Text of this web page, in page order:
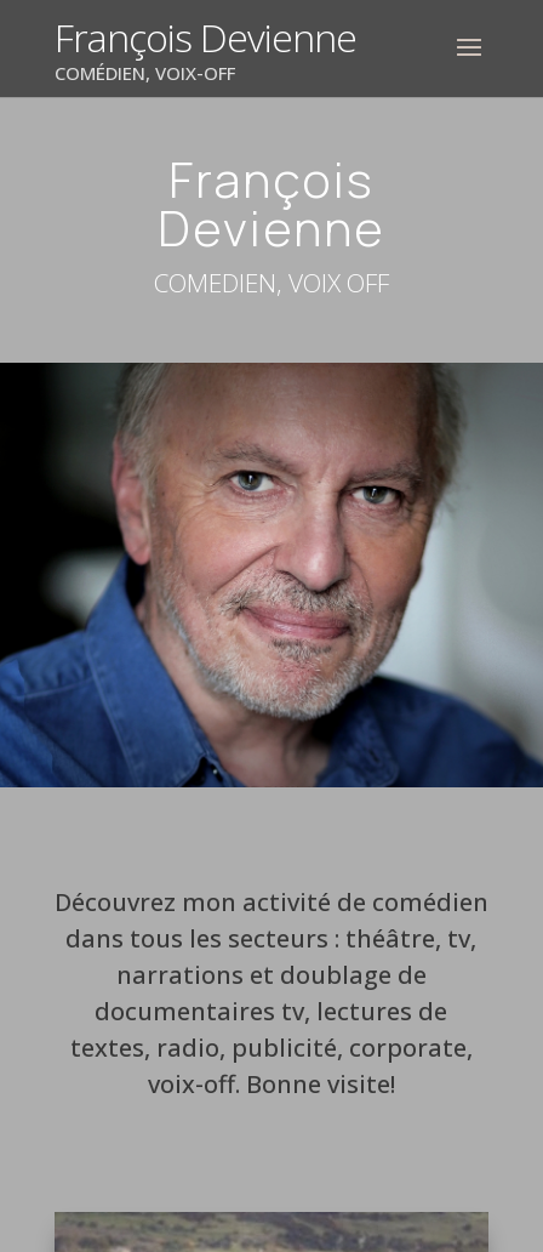
François Devienne
COMÉDIEN, VOIX-OFF
François
Devienne
COMEDIEN, VOIX OFF
Découvrez mon activité de comédien
dans tous les secteurs : théâtre, tv,
narrations et doublage de
documentaires tv, lectures de
textes, radio, publicité, corporate,
voix-off. Bonne visite!